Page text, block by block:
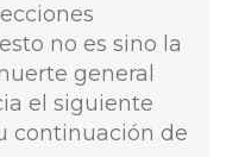
no es sino la
general
el siguiente
continuación de